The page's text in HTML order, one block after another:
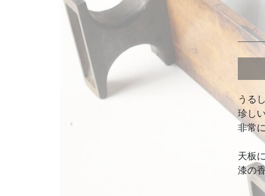
うる
珍し
非常
天板
漆の